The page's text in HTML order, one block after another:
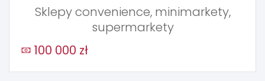
Sklepy convenience, minimarkety,
supermarkety
100 000 zł